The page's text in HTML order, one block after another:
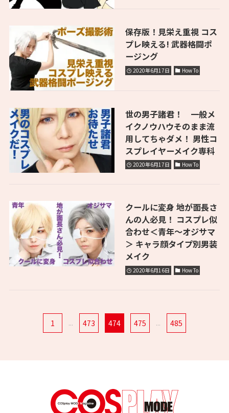
保存版！見栄え重視 コス
プレ映える! 武器格闘ポ
ージング
2020年6月17日 How To
世の男子諸君！ 一般メ
イクノウハウそのまま流
用してちゃダメ！ 男性コ
スプレイヤーメイク専科
2020年6月17日 How To
クールに変身 地が面長さ
んの人必見！ コスプレ似
合わせ＜青年〜オジサマ
＞ キャラ顔タイプ別男装
メイク
2020年6月16日 How To
1 ... 473 474 475 ... 485